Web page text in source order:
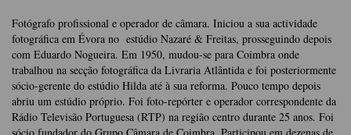
Fotógrafo profissional e operador de câmara. Iniciou a sua actividade
fotográfica em Évora no estúdio Nazaré & Freitas, prosseguindo depois
com Eduardo Nogueira. Em 1950, mudou-se para Coimbra onde
trabalhou na secção fotográfica da Livraria Atlântida e foi posteriormente
sócio-gerente do estúdio Hilda até à sua reforma. Pouco tempo depois
abriu um estúdio próprio. Foi foto-repórter e operador correspondente da
Rádio Televisão Portuguesa (RTP) na região centro durante 25 anos. Foi